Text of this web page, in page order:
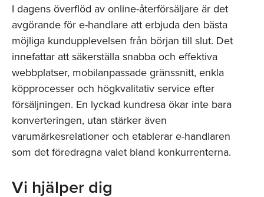
I dagens överflöd av online-återförsäljare är det
avgörande för e-handlare att erbjuda den bästa
möjliga kundupplevelsen från början till slut. Det
innefattar att säkerställa snabba och effektiva
webbplatser, mobilanpassade gränssnitt, enkla
köpprocesser och högkvalitativ service efter
försäljningen. En lyckad kundresa ökar inte bara
konverteringen, utan stärker även
varumärkesrelationer och etablerar e-handlaren
som det föredragna valet bland konkurrenterna.
Vi hjälper dig